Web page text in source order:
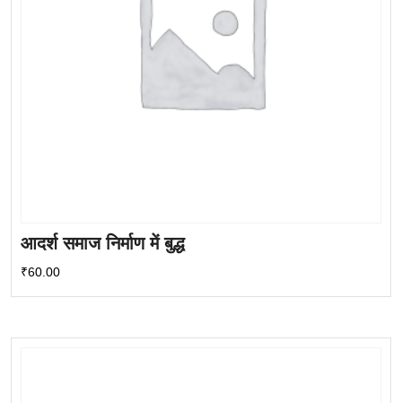
आदर्श समाज निर्माण में बुद्ध
₹60.00